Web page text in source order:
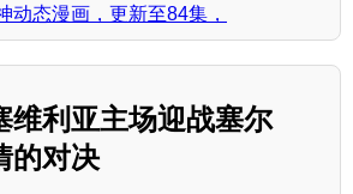
动态漫画，更新至84集，
维利亚主场迎战塞尔
的对决